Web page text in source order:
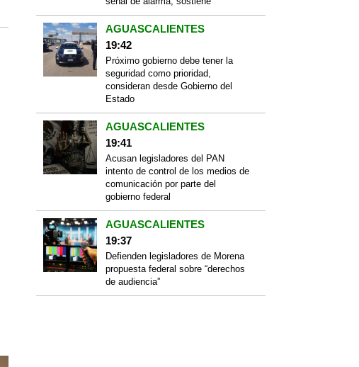
AGUASCALIENTES
19:42
Próximo gobierno debe tener la
seguridad como prioridad,
consideran desde Gobierno del
Estado
AGUASCALIENTES
19:41
Acusan legisladores del PAN
intento de control de los medios de
comunicación por parte del
gobierno federal
AGUASCALIENTES
19:37
Defienden legisladores de Morena
propuesta federal sobre “derechos
de audiencia”